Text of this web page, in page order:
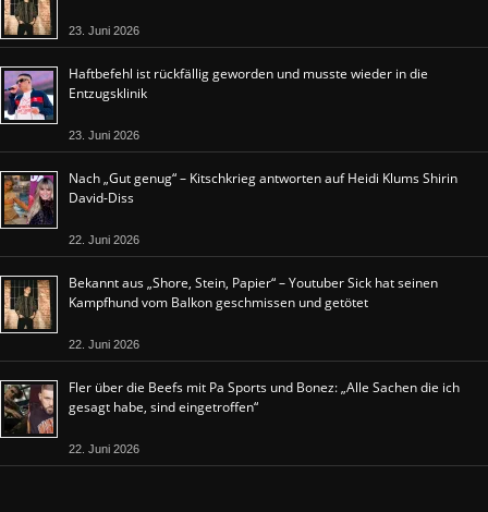
23. Juni 2026
Haftbefehl ist rückfällig geworden und musste wieder in die
Entzugsklinik
23. Juni 2026
Nach „Gut genug“ – Kitschkrieg antworten auf Heidi Klums Shirin
David-Diss
22. Juni 2026
Bekannt aus „Shore, Stein, Papier“ – Youtuber Sick hat seinen
Kampfhund vom Balkon geschmissen und getötet
22. Juni 2026
Fler über die Beefs mit Pa Sports und Bonez: „Alle Sachen die ich
gesagt habe, sind eingetroffen“
22. Juni 2026